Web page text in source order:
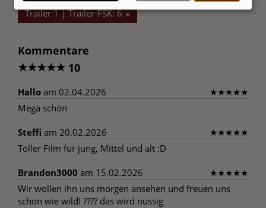
Trailer 1 | Trailer-FSK: 6
Kommentare
★★★★★ 10
Hallo am 02.04.2026 ★★★★★
Mega schön
Steffi am 20.02.2026 ★★★★★
Toller Film für jung, Mittel und alt :D
Brandon3000 am 15.02.2026 ★★★★★
Wir wollen ihn uns morgen ansehen und freuen uns
schon wie wild! ???? das wird nussig